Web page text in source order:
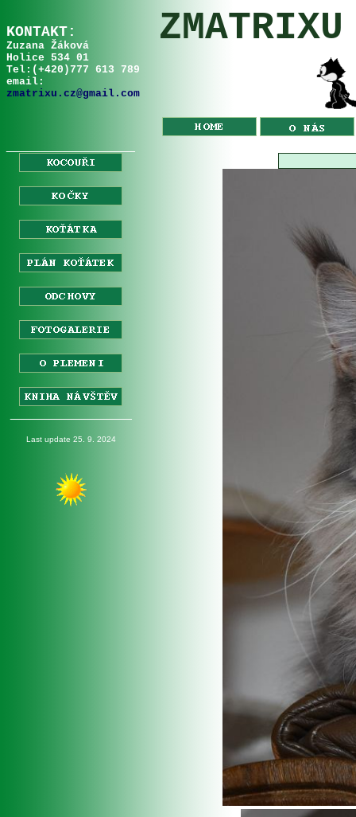
KONTAKT:
Zuzana Žáková
Holice 534 01
Tel: (+420 )777 613 789
email:
zmatrixu.cz@gmail.com
Last update 25. 9. 2024